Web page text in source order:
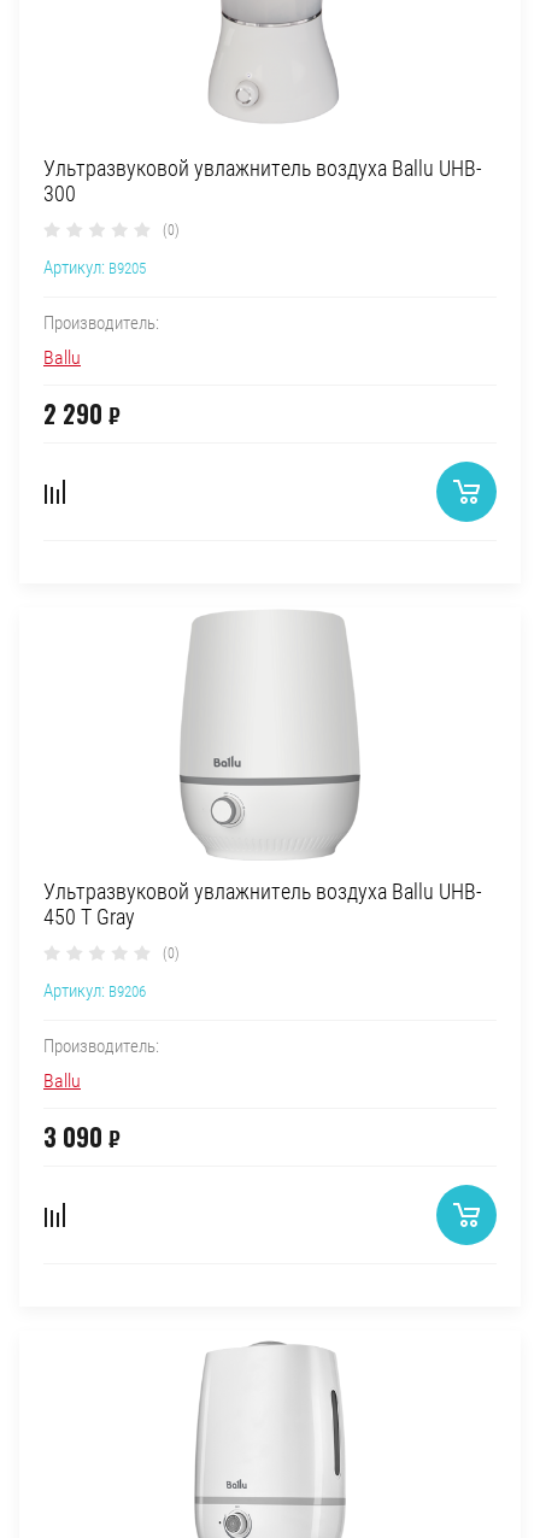
Ультразвуковой увлажнитель воздуха Ballu UHB-
300
(0)
Артикул: B9205
Производитель:
Ballu
2 290 ₽
Ультразвуковой увлажнитель воздуха Ballu UHB-
450 T Gray
(0)
Артикул: B9206
Производитель:
Ballu
3 090 ₽